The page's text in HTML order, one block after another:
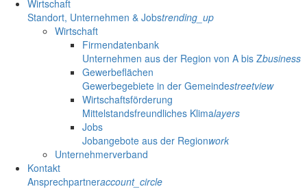
Wirtschaft
Standort, Unternehmen & Jobstrending_up
Wirtschaft
Firmendatenbank
Unternehmen aus der Region von A bis Zbusiness
Gewerbeflächen
Gewerbegebiete in der Gemeindestreetview
Wirtschaftsförderung
Mittelstandsfreundliches Klimalayers
Jobs
Jobangebote aus der Regionwork
Unternehmerverband
Kontakt
Ansprechpartneraccount_circle